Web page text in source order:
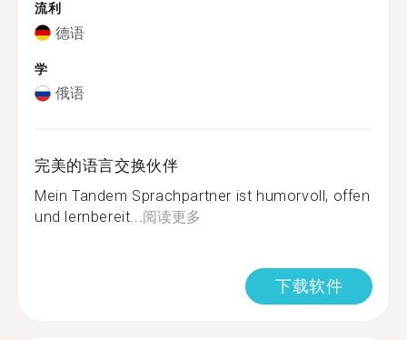
流利
德语
学
俄语
完美的语言交换伙伴
Mein Tandem Sprachpartner ist humorvoll, offen
und lernbereit...阅读更多
下载软件